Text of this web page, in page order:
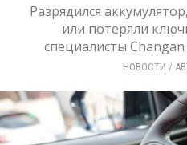
Разрядился
или потеряли
специалисты
НОВОСТИ /